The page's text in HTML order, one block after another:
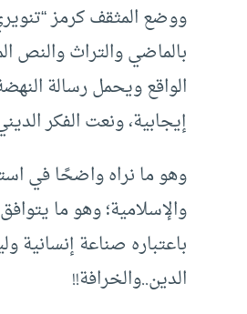
ووضع المثقف كرمز
بالماضي والتراث والنص
الواقع ويحمل رسالة
إيجابية، ونعت الفكر
وهو ما نراه واضحًا في
والإسلامية؛ وهو ما
باعتباره صناعة إنسانية
الدين..والخرافة!!